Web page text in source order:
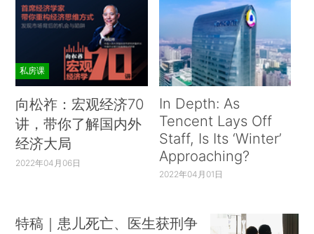
私房课
向松祚：宏观经济70
讲，带你了解国内外
经济大局
2022年04月06日
In Depth: As
Tencent Lays Off
Staff, Is Its ‘Winter’
Approaching?
2022年04月01日
特稿｜患儿死亡、医生获刑争